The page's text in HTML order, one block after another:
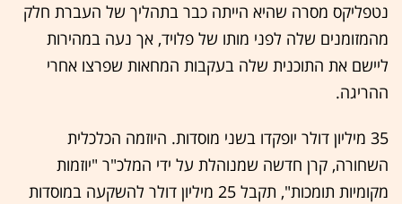
נטפליקס מסרה שהיא הייתה כבר בתהליך של העברת חלק
מהמזומנים שלה לפני מותו של פלויד, אך נעה במהירות
ליישם את התוכנית שלה בעקבות המחאות שפרצו אחרי
ההריגה.
35 מיליון דולר יופקדו בשני מוסדות. היוזמה הכלכלית
השחורה, קרן חדשה שמנוהלת על ידי המלכ"ר "יוזמות
מקומיות תומכות", תקבל 25 מיליון דולר להשקעה במוסדות